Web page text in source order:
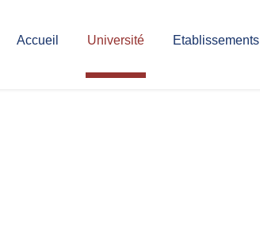
Accueil Université Etablissements